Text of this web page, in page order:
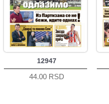
12947
44.00 RSD